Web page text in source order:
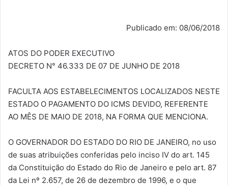
Publicado em: 08/06/2018
ATOS DO PODER EXECUTIVO
DECRETO N° 46.333 DE 07 DE JUNHO DE 2018
FACULTA AOS ESTABELECIMENTOS LOCALIZADOS NESTE
ESTADO O PAGAMENTO DO ICMS DEVIDO, REFERENTE
AO MÊS DE MAIO DE 2018, NA FORMA QUE MENCIONA.
O GOVERNADOR DO ESTADO DO RIO DE JANEIRO, no uso
de suas atribuições conferidas pelo inciso IV do art. 145
da Constituição do Estado do Rio de Janeiro e pelo art. 87
da Lei nº 2.657, de 26 de dezembro de 1996, e o que